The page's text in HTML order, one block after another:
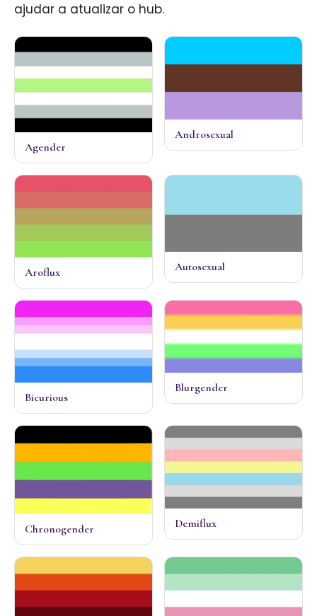
ajudar a atualizar o hub.
Agender
Androsexual
Aroflux Autosexual
Bicurious
Blurgender
Chronogender Demiflux